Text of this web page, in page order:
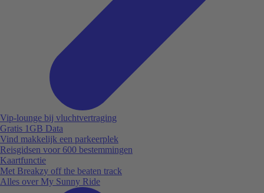
Vip-lounge bij vluchtvertraging
Gratis 1GB Data
Vind makkelijk een parkeerplek
Reisgidsen voor 600 bestemmingen
Kaartfunctie
Met Breakzy off the beaten track
Alles over My Sunny Ride